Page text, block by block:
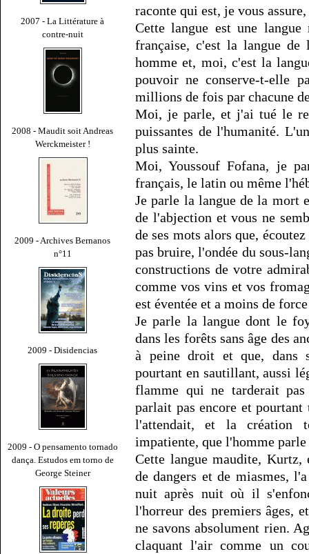
2007 - La Littérature à
contre-nuit
2008 - Maudit soit Andreas
Werckmeister !
2009 - Archives Bernanos
n°11
2009 - Disidencias
2009 - O pensamento tornado
dança. Estudos em torno de
George Steiner
raconte qui est, je vous
Cette langue est une
française, c'est la langue
homme et, moi, c'est la
pouvoir ne conserve-t-elle
millions de fois par chacune
Moi, je parle, et j'ai tué le
puissantes de l'humanité.
plus sainte.
Moi, Youssouf Fofana, je
français, le latin ou même
Je parle la langue de la mort
de l'abjection et vous ne
de ses mots alors que,
pas bruire, l'ondée du sous-
constructions de votre
comme vos vins et vos
est éventée et a moins de
Je parle la langue dont le
dans les forêts sans âge des
à peine droit et que, dans
pourtant en sautillant, aussi
flamme qui ne tarderait
parlait pas encore et
l'attendait, et la création
impatiente, que l'homme
Cette langue maudite, Kurtz,
de dangers et de miasmes,
nuit après nuit où il
l'horreur des premiers âges,
ne savons absolument rien.
claquant l'air comme un